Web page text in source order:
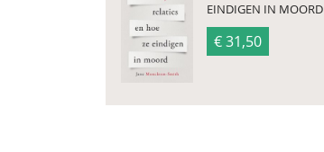
EINDIGEN IN MOORD
€ 31,50